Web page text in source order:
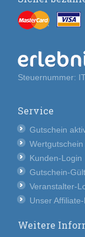
Steuernummer:
Service
Gutschein
Wertgutschein
Kunden-Login
Gutschein-
Veranstalter-
Unser
Weitere